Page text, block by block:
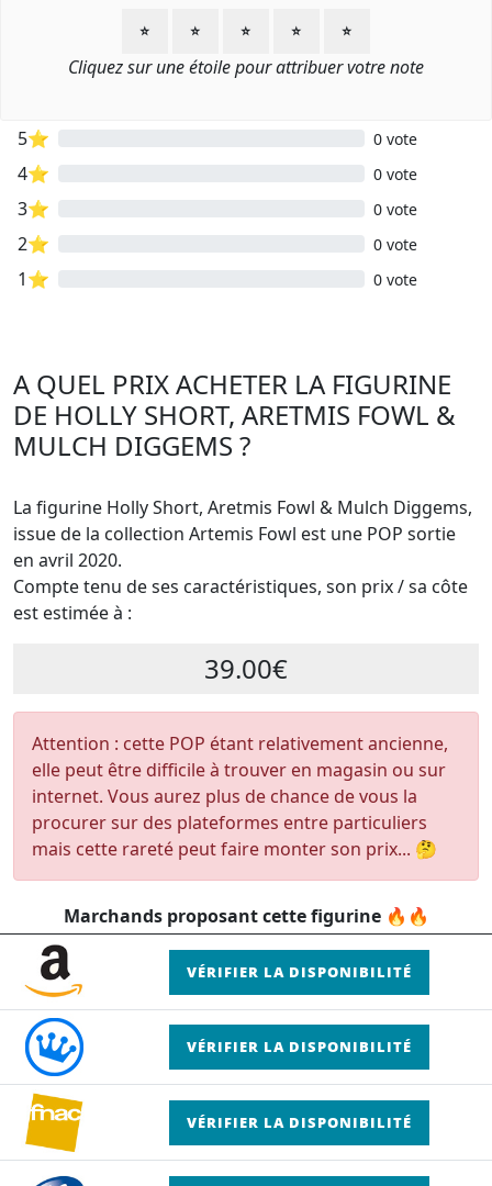
⭐ ⭐ ⭐ ⭐ ⭐
Cliquez sur une étoile pour attribuer votre note
5⭐ 0 vote
4⭐ 0 vote
3⭐ 0 vote
2⭐ 0 vote
1⭐ 0 vote
A QUEL PRIX ACHETER LA FIGURINE
DE HOLLY SHORT, ARETMIS FOWL &
MULCH DIGGEMS ?
La figurine Holly Short, Aretmis Fowl & Mulch Diggems,
issue de la collection Artemis Fowl est une POP sortie
en avril 2020.
Compte tenu de ses caractéristiques, son prix / sa côte
est estimée à :
39.00€
Attention : cette POP étant relativement ancienne,
elle peut être difficile à trouver en magasin ou sur
internet. Vous aurez plus de chance de vous la
procurer sur des plateformes entre particuliers
mais cette rareté peut faire monter son prix... 🤔
Marchands proposant cette figurine 🔥🔥
VÉRIFIER LA DISPONIBILITÉ
VÉRIFIER LA DISPONIBILITÉ
VÉRIFIER LA DISPONIBILITÉ